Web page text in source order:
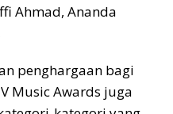
Ahmad, Ananda
penghargaan bagi
Music Awards juga